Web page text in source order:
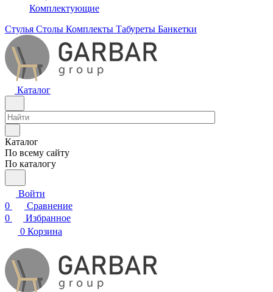
Комплектующие
Стулья Столы Комплекты Табуреты Банкетки
Каталог
Каталог
По всему сайту
По каталогу
Войти
0
Сравнение
0
Избранное
0 Корзина